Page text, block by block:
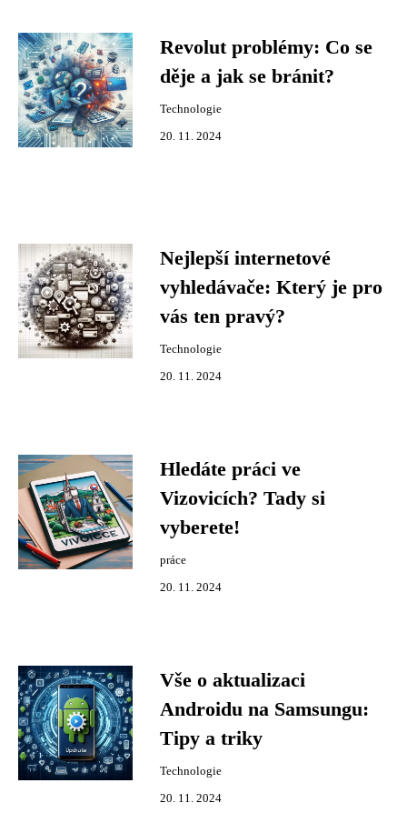
Revolut problémy: Co se
děje a jak se bránit?
Technologie
20. 11. 2024
Nejlepší internetové
vyhledávače: Který je pro
vás ten pravý?
Technologie
20. 11. 2024
Hledáte práci ve
Vizovicích? Tady si
vyberete!
práce
20. 11. 2024
Vše o aktualizaci
Androidu na Samsungu:
Tipy a triky
Technologie
20. 11. 2024